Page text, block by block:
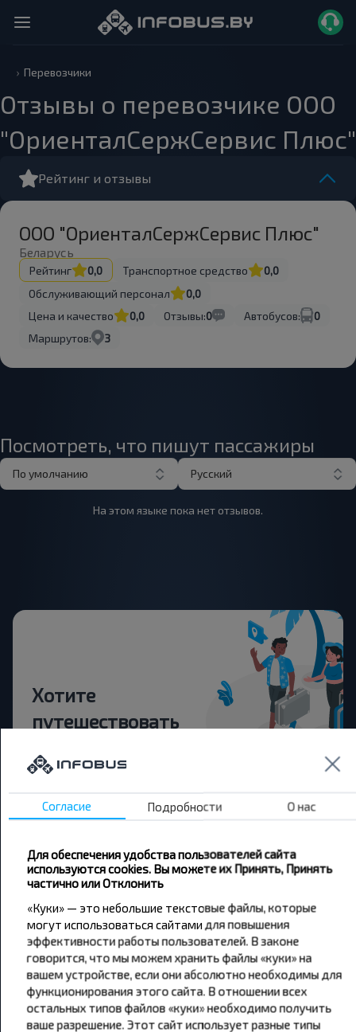
Перевозчики
Отзывы о перевозчике ООО
"ОриенталСержСервис Плюс"
Рейтинг и отзывы
ООО "ОриенталСержСервис Плюс"
Беларусь
Рейтинг 0,0 Транспортное средство
0,0
Обслуживающий персонал
0,0
Цена и качество
0,0 Отзывы:0 Автобусов:
0
Маршрутов:
3
Посмотреть, что пишут пассажиры
По умолчанию Русский
На этом языке пока нет отзывов.
Хотите
путешествовать
другие интересные предложения INFOBUS.
Подпишись на получение новостей и
Подписаться
Согласие Подробности О нас
Для обеспечения удобства пользователей сайта
используются cookies. Вы можете их Принять, Принять
частично или Отклонить
«Куки» — это небольшие текстовые файлы, которые
могут использоваться сайтами для повышения
эффективности работы пользователей. В законе
говорится, что мы можем хранить файлы «куки» на
вашем устройстве, если они абсолютно необходимы для
функционирования этого сайта. В отношении всех
остальных типов файлов «куки» необходимо получить
ваше разрешение. Этот сайт использует разные типы